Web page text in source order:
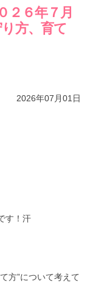
２６年７月
方、育て
2026年07月01日
す！汗
方”について考えて